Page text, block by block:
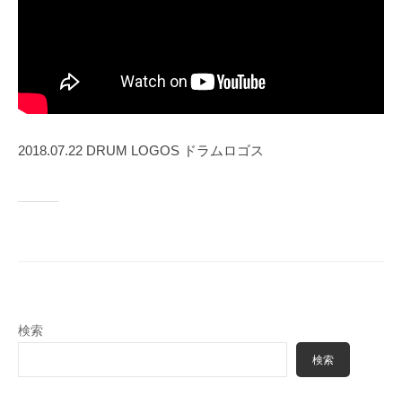
2018.07.22 DRUM LOGOS ドラムロゴス
検索
検索